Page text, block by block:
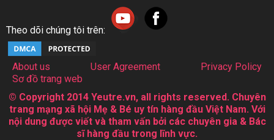
Theo dõi chúng tôi trên:
About us User Agreement
Privacy Policy
Sơ đồ trang web
© Copyright 2014 Yeutre.vn, all rights reserved. Chuyên
trang mạng xã hội Mẹ & Bé uy tín hàng đầu Việt Nam. Với
nội dung được viết và tham vấn bởi các chuyên gia & Bác
sĩ hàng đầu trong lĩnh vực.